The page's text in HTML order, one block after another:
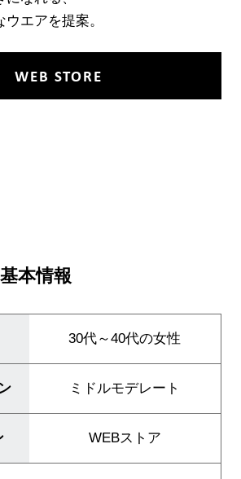
サステナビリティ
EN
エアを提案。
WEB STORE
本情報
30代～40代の女性
ミドルモデレート
WEBストア